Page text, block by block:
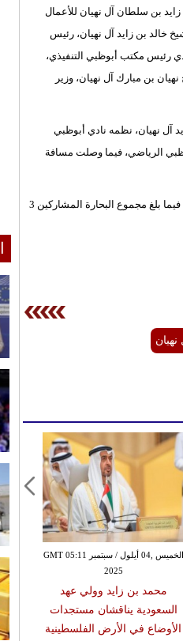
بن سلطان آل نهيان للأعمال
خالد بن زايد آل نهيان، رئيس
رئيس مكتب أبوظبي التنفيذي،
بن مبارك آل نهيان، وزير
الشيخ حمدان بن زايد آل نهيان، نظمه نادي أبوظبي
الرياضي، فيما وصلت مسافة
وكانت بداية انطلاقة المنافسات من جزيرة دلما وصولًا إلى مدينة المرفأ محطة الختام، بمشاركة 120 محملًا شراعيًا، فيما بلغ مجموع البحارة المشاركين 3
الخميس ,04 أيلول / سبتمبر GMT 05:11
2025
محمد بن زايد وولي عهد
السعودية يناقشان مستجدات
الأوضاع في الأرض الفلسطينية